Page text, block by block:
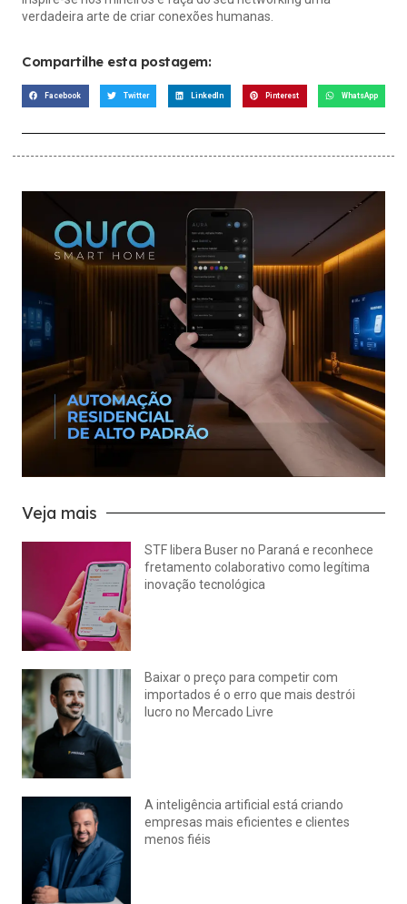
verdadeira arte de criar conexões humanas.
Compartilhe esta postagem:
Facebook Twitter LinkedIn Pinterest WhatsApp
Veja mais
STF libera Buser no Paraná e reconhece
fretamento colaborativo como legítima
inovação tecnológica
Baixar o preço para competir com
importados é o erro que mais destrói
lucro no Mercado Livre
A inteligência artificial está criando
empresas mais eficientes e clientes
menos fiéis